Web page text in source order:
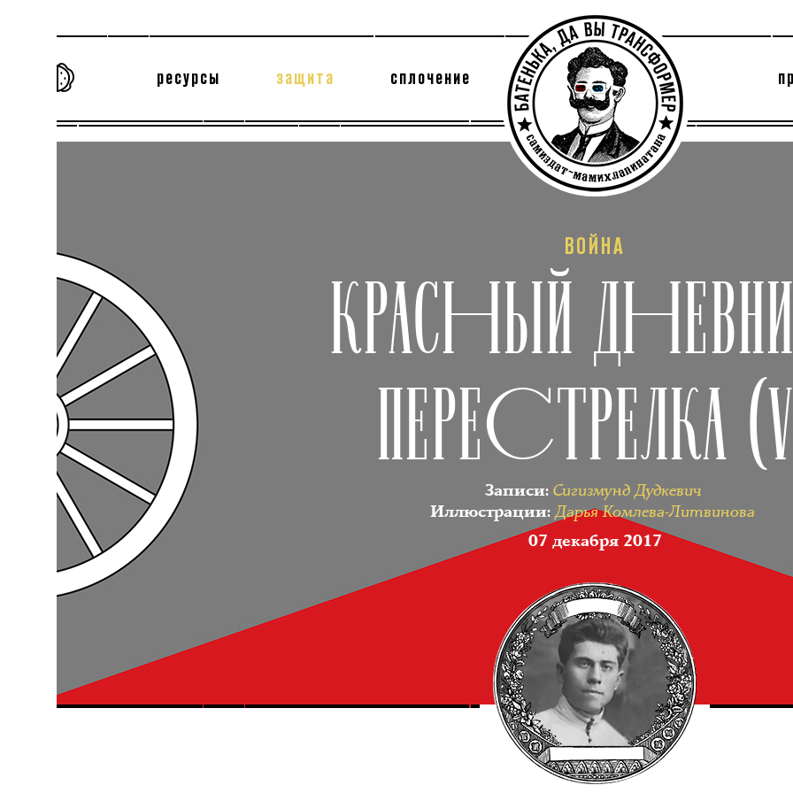
ресурсы защита сплочение
ВОЙНА
КРАСНЫЙ
ПЕРЕСТРЕЛКА
Записи: Сигизмунд Дудкевич
Иллюстрации:Дарья Комлева-Литвинова
07 декабря 2017